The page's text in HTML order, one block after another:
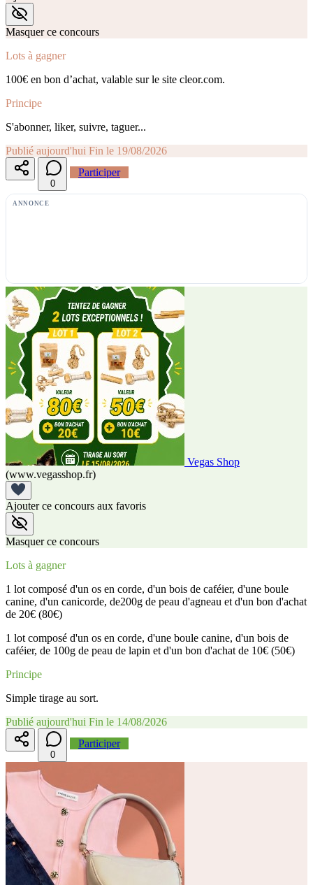
Masquer ce concours
Lots à gagner
100€ en bon d’achat, valable sur le site cleor.com.
Principe
S'abonner, liker, suivre, taguer...
Publié aujourd'hui Fin le 19/08/2026
0
Participer
ANNONCE
Vegas Shop
(www.vegasshop.fr)
Ajouter ce concours aux favoris
Masquer ce concours
Lots à gagner
1 lot composé d'un os en corde, d'un bois de caféier, d'une boule
canine, d'un canicorde, de200g de peau d'agneau et d'un bon d'achat
de 20€ (80€)
1 lot composé d'un os en corde, d'une boule canine, d'un bois de
caféier, de 100g de peau de lapin et d'un bon d'achat de 10€ (50€)
Principe
Simple tirage au sort.
Publié aujourd'hui Fin le 14/08/2026
0
Participer